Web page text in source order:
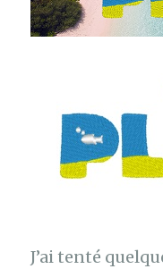
J’ai tenté